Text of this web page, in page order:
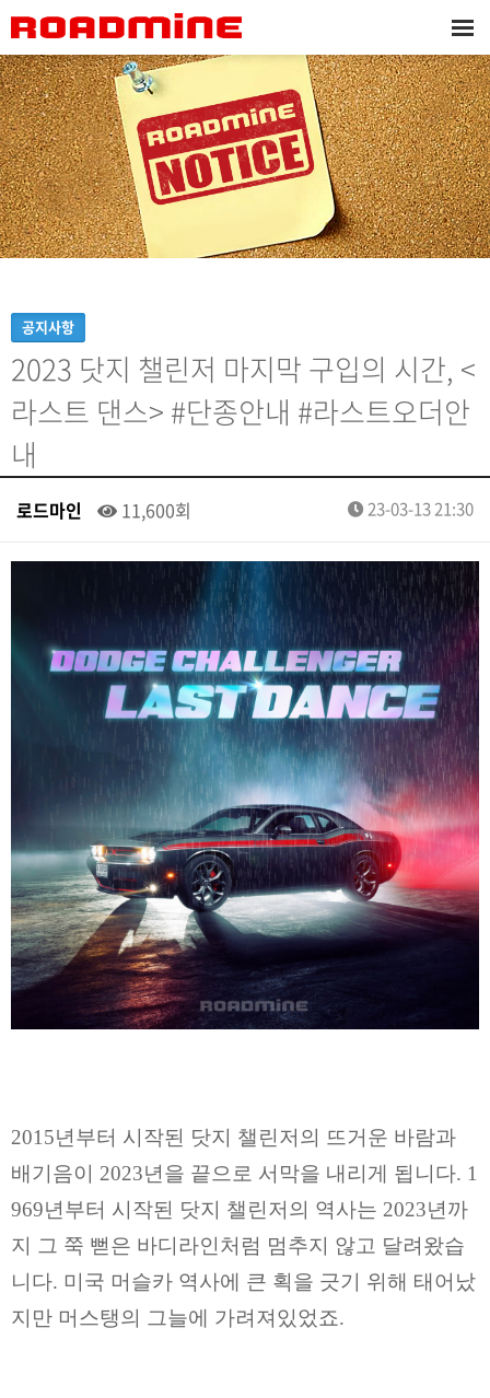
공지사항
2023 닷지 챌린저 마지막 구입의 시간, <
라스트 댄스> #단종안내 #라스트오더안
내
로드마인 11,600회 23-03-13 21:30
2015년부터 시작된 닷지 챌린저의 뜨거운 바람과
배기음이 2023년을 끝으로 서막을 내리게 됩니다. 1
969년부터 시작된 닷지 챌린저의 역사는 2023년까
지 그 쭉 뻗은 바디라인처럼 멈추지 않고 달려왔습
니다. 미국 머슬카 역사에 큰 획을 긋기 위해 태어났
지만 머스탱의 그늘에 가려져있었죠.